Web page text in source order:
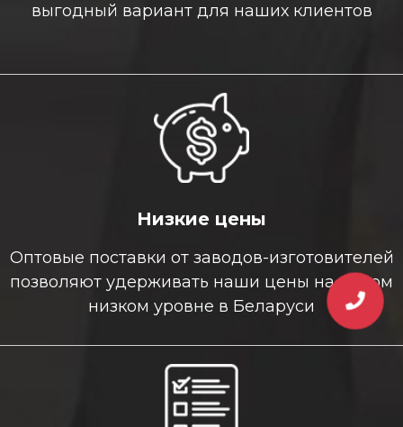
выгодный вариант для наших клиентов
Низкие цены
Оптовые поставки от заводов-изготовителей
позволяют удерживать наши цены на самом
низком уровне в Беларуси